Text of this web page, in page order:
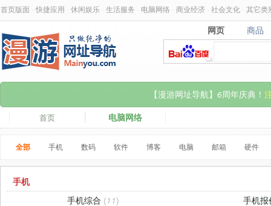
首页版面 快捷应用 休闲娱乐 生活服务 电脑网络 商业经济 社会文化 其它类
网页
网页 商品
商品
【漫游网址导航】6周年庆典！
首页 电脑网络
全部 手机 数码 软件 博客 电脑 邮箱 硬件
手机
手机综合 (11)
手机